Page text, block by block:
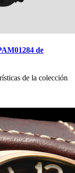
de
de la colección